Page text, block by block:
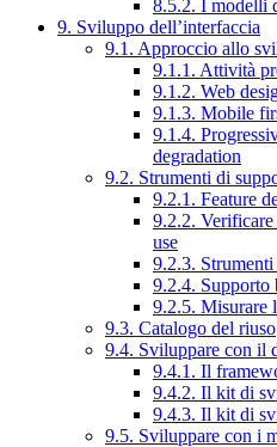
8.5.2. I modelli
9. Sviluppo dell’interfaccia
9.1. Approccio allo
9.1.1. Attività
9.1.2. Web
9.1.3. Mobile
9.1.4.
degradation
9.2. Strumenti di
9.2.1. Feature
9.2.2.
use
9.2.3. Strumenti
9.2.4. Supporto
9.2.5. Misurare
9.3. Catalogo del riuso
9.4. Sviluppare con il
9.4.1. Il
9.4.2. Il kit di
9.4.3. Il kit di
9.5. Sviluppare con i